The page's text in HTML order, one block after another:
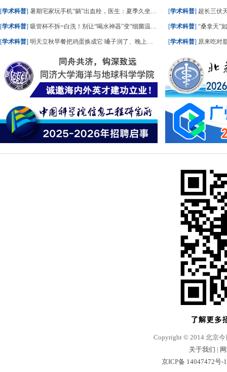
[学术科普] 暑期宅家玩手机“躺”出血栓，医生：夏季久坐风险高
[学术科普] 吸管杯不拆=白洗！别让“喝水神器”变“细菌温床”
[学术科普] 明天立秋早餐把鸡蛋换成它 嗓子润了、晚上睡踏实了
[学术科普] 超长三伏天
[学术科普] “桑拿天”
[学术科普] 原来吃对脂肪，
Copyright © 2014 北京今
关于我们 |
京ICP备 14047472号-